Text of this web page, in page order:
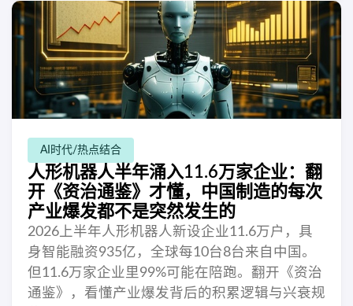
AI时代/热点结合
人形机器人半年涌入11.6万家企业：翻
开《资治通鉴》才懂，中国制造的每次
产业爆发都不是突然发生的
2026上半年人形机器人新设企业11.6万户，具
身智能融资935亿，全球每10台8台来自中国。
但11.6万家企业里99%可能在陪跑。翻开《资治
通鉴》，看懂产业爆发背后的积累逻辑与兴衰规